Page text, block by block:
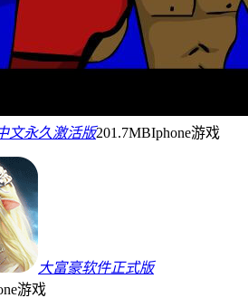
文永久激活版201.7MBIphone游戏
大富豪软件正式版
游戏